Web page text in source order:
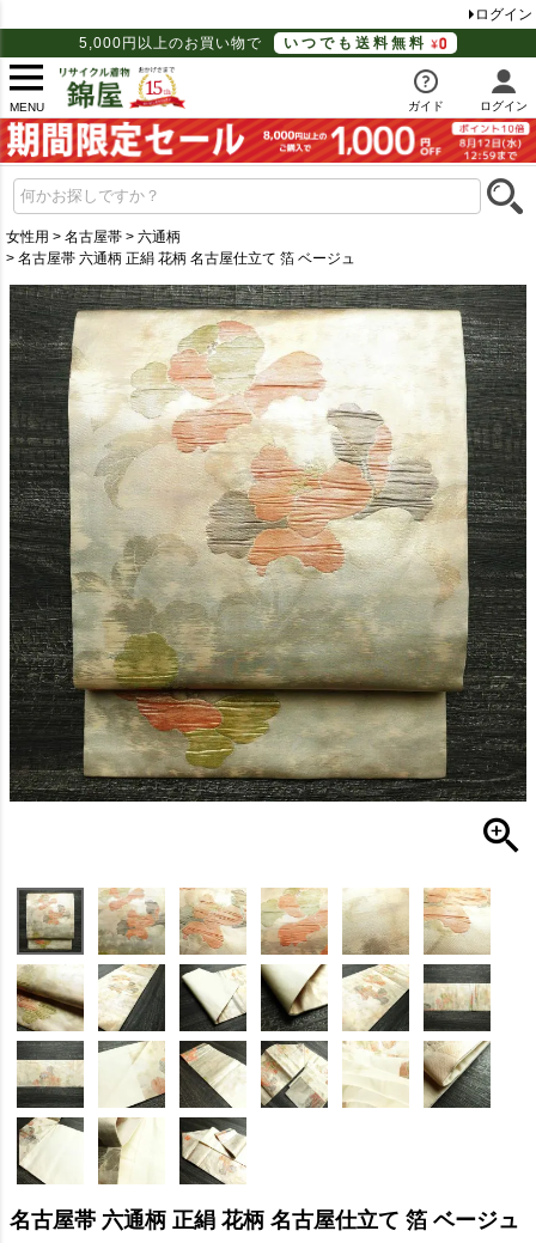
ログイン
5,000円以上のお買い物で
いつでも送料無料
MENU ガイド ログイン
女性用 名古屋帯
六通柄
名古屋帯 六通柄 正絹 花柄 名古屋仕立て 箔 ベージュ
名古屋帯 六通柄 正絹 花柄 名古屋仕立て 箔 ベージュ